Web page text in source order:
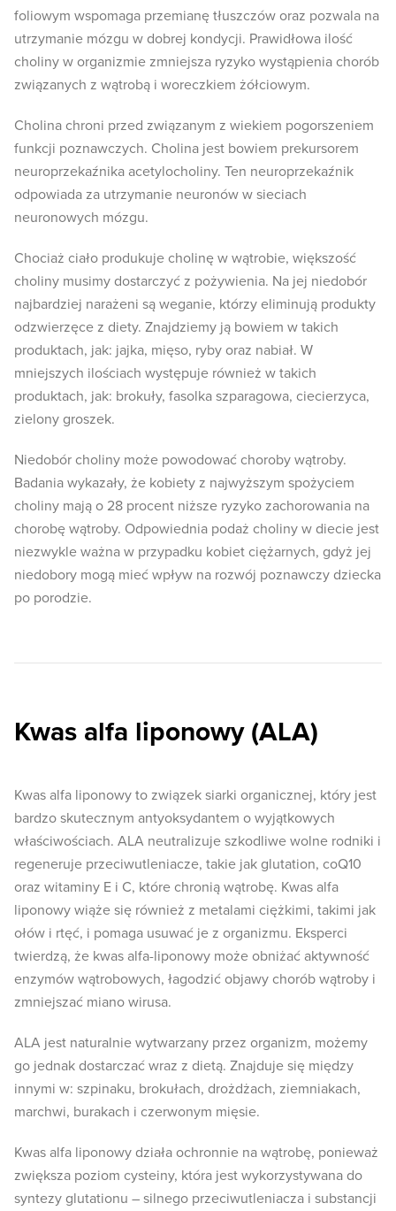
foliowym wspomaga przemianę tłuszczów oraz pozwala na
utrzymanie mózgu w dobrej kondycji. Prawidłowa ilość
choliny w organizmie zmniejsza ryzyko wystąpienia chorób
związanych z wątrobą i woreczkiem żółciowym.
Cholina chroni przed związanym z wiekiem pogorszeniem
funkcji poznawczych. Cholina jest bowiem prekursorem
neuroprzekaźnika acetylocholiny. Ten neuroprzekaźnik
odpowiada za utrzymanie neuronów w sieciach
neuronowych mózgu.
Chociaż ciało produkuje cholinę w wątrobie, większość
choliny musimy dostarczyć z pożywienia. Na jej niedobór
najbardziej narażeni są weganie, którzy eliminują produkty
odzwierzęce z diety. Znajdziemy ją bowiem w takich
produktach, jak: jajka, mięso, ryby oraz nabiał. W
mniejszych ilościach występuje również w takich
produktach, jak: brokuły, fasolka szparagowa, ciecierzyca,
zielony groszek.
Niedobór choliny może powodować choroby wątroby.
Badania wykazały, że kobiety z najwyższym spożyciem
choliny mają o 28 procent niższe ryzyko zachorowania na
chorobę wątroby. Odpowiednia podaż choliny w diecie jest
niezwykle ważna w przypadku kobiet ciężarnych, gdyż jej
niedobory mogą mieć wpływ na rozwój poznawczy dziecka
po porodzie.
Kwas alfa liponowy (ALA)
Kwas alfa liponowy to związek siarki organicznej, który jest
bardzo skutecznym antyoksydantem o wyjątkowych
właściwościach. ALA neutralizuje szkodliwe wolne rodniki i
regeneruje przeciwutleniacze, takie jak glutation, coQ10
oraz witaminy E i C, które chronią wątrobę. Kwas alfa
liponowy wiąże się również z metalami ciężkimi, takimi jak
ołów i rtęć, i pomaga usuwać je z organizmu. Eksperci
twierdzą, że kwas alfa-liponowy może obniżać aktywność
enzymów wątrobowych, łagodzić objawy chorób wątroby i
zmniejszać miano wirusa.
ALA jest naturalnie wytwarzany przez organizm, możemy
go jednak dostarczać wraz z dietą. Znajduje się między
innymi w: szpinaku, brokułach, drożdżach, ziemniakach,
marchwi, burakach i czerwonym mięsie.
Kwas alfa liponowy działa ochronnie na wątrobę, ponieważ
zwiększa poziom cysteiny, która jest wykorzystywana do
syntezy glutationu – silnego przeciwutleniacza i substancji